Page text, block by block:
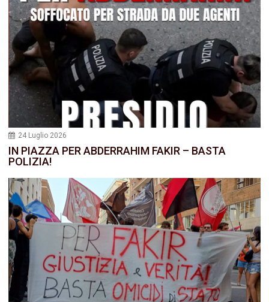
24 Luglio 2026
IN PIAZZA PER ABDERRAHIM FAKIR – BASTA
POLIZIA!